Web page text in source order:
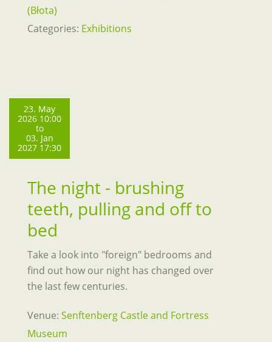
(Błota)
Categories: Exhibitions
23. May
2026 10:00
to
03. Jan
2027 17:30
The night - brushing
teeth, pulling and off to
bed
Take a look into "foreign" bedrooms and
find out how our night has changed over
the last few centuries.
Venue: Senftenberg Castle and Fortress
Museum